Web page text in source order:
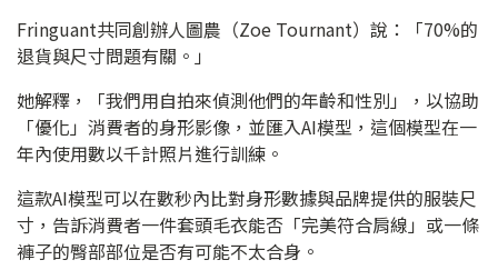
Fringuant共同創辦人圖農（Zoe Tournant）說：「70%的
退貨與尺寸問題有關。」
她解釋，「我們用自拍來偵測他們的年齡和性別」，以協助
「優化」消費者的身形影像，並匯入AI模型，這個模型在一
年內使用數以千計照片進行訓練。
這款AI模型可以在數秒內比對身形數據與品牌提供的服裝尺
寸，告訴消費者一件套頭毛衣能否「完美符合肩線」或一條
褲子的臀部部位是否有可能不太合身。